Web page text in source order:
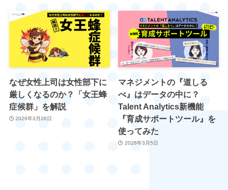
なぜ女性上司は女性部下に
厳しくなるのか？「女王蜂
症候群」を解説
2026年3月26日
マネジメントの『道しる
べ』はデータの中に？
Talent Analytics新機能
『育成サポートツール』を
使ってみた
2026年3月5日